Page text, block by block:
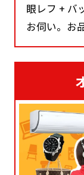
眼レフ + バ
お伺い。お